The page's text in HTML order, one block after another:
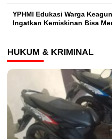
YPHMI Edukasi Warga
Ingatkan Kemiskinan Bisa
HUKUM & KRIMINAL